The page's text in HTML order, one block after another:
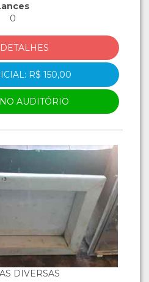
0
R$ 150,00
AUDITÓRIO
DIVERSAS